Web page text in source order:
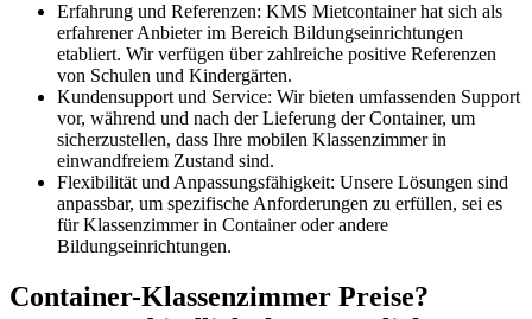
Erfahrung und Referenzen: KMS Mietcontainer hat sich als
erfahrener Anbieter im Bereich Bildungseinrichtungen
etabliert. Wir verfügen über zahlreiche positive Referenzen
von Schulen und Kindergärten.
Kundensupport und Service: Wir bieten umfassenden Support
vor, während und nach der Lieferung der Container, um
sicherzustellen, dass Ihre mobilen Klassenzimmer in
einwandfreiem Zustand sind.
Flexibilität und Anpassungsfähigkeit: Unsere Lösungen sind
anpassbar, um spezifische Anforderungen zu erfüllen, sei es
für Klassenzimmer in Container oder andere
Bildungseinrichtungen.
Container-Klassenzimmer Preise?